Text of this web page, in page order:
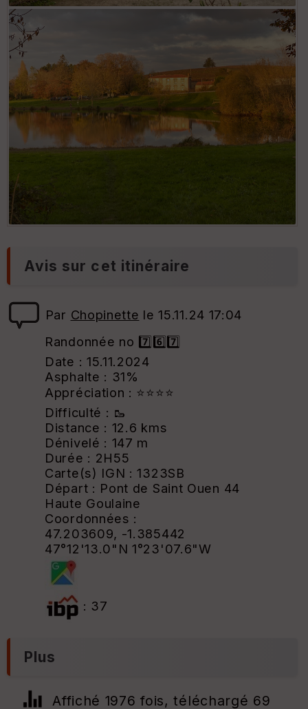
Avis sur cet itinéraire
Par Chopinette le 15.11.24 17:04
Randonnée no 7️⃣6️⃣7️⃣
Date : 15.11.2024
Asphalte : 31%
Appréciation : ⭐⭐⭐⭐
Difficulté : 🥾
Distance : 12.6 kms
Dénivelé : 147 m
Durée : 2H55
Carte(s) IGN : 1323SB
Départ : Pont de Saint Ouen 44
Haute Goulaine
Coordonnées :
47.203609, -1.385442
47°12'13.0"N 1°23'07.6"W
: 37
Plus
Affiché 1976 fois, téléchargé 69